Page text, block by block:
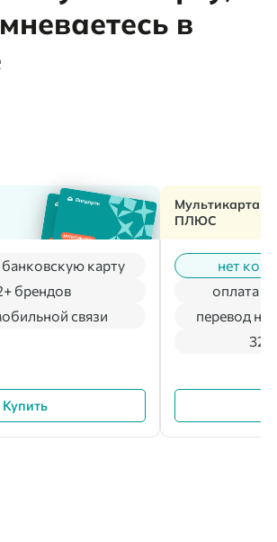
в
связи
банковскую карту
брендов
Купить
Мультикарта
ПЛЮС
нет
оплата
перевод на